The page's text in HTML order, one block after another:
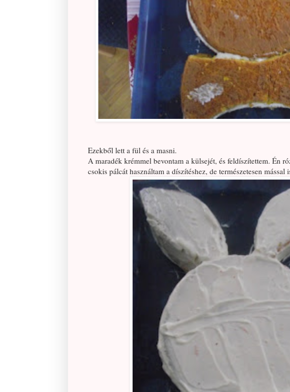
Ezekből lett a fül és a masni.
A maradék krémmel bevontam a külsejét, és feldíszítettem. Én
csokis pálcát használtam a díszítéshez, de természetesen mással